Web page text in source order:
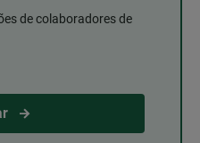
de colaboradores de